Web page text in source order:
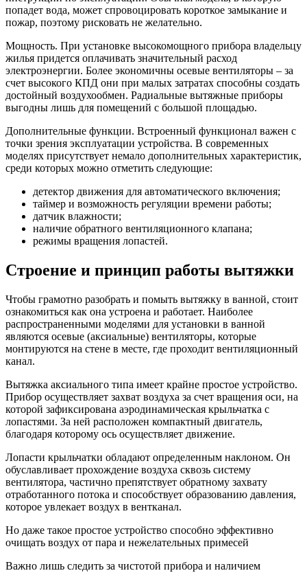
попадет вода, может спровоцировать короткое замыкание и
пожар, поэтому рисковать не желательно.
Мощность. При установке высокомощного прибора владельцу
жилья придется оплачивать значительный расход
электроэнергии. Более экономичны осевые вентиляторы – за
счет высокого КПД они при малых затратах способны создать
достойный воздухообмен. Радиальные вытяжные приборы
выгодны лишь для помещений с большой площадью.
Дополнительные функции. Встроенный функционал важен с
точки зрения эксплуатации устройства. В современных
моделях присутствует немало дополнительных характеристик,
среди которых можно отметить следующие:
детектор движения для автоматического включения;
таймер и возможность регуляции времени работы;
датчик влажности;
наличие обратного вентиляционного клапана;
режимы вращения лопастей.
Строение и принцип работы вытяжки
Чтобы грамотно разобрать и помыть вытяжку в ванной, стоит
ознакомиться как она устроена и работает. Наиболее
распространенными моделями для установки в ванной
являются осевые (аксиальные) вентиляторы, которые
монтируются на стене в месте, где проходит вентиляционный
канал.
Вытяжка аксиального типа имеет крайне простое устройство.
Прибор осуществляет захват воздуха за счет вращения оси, на
которой зафиксирована аэродинамическая крыльчатка с
лопастями. За ней расположен компактный двигатель,
благодаря которому ось осуществляет движение.
Лопасти крыльчатки обладают определенным наклоном. Он
обуславливает прохождение воздуха сквозь систему
вентилятора, частично препятствует обратному захвату
отработанного потока и способствует образованию давления,
которое увлекает воздух в вентканал.
Но даже такое простое устройство способно эффективно
очищать воздух от пара и нежелательных примесей
Важно лишь следить за чистотой прибора и наличием